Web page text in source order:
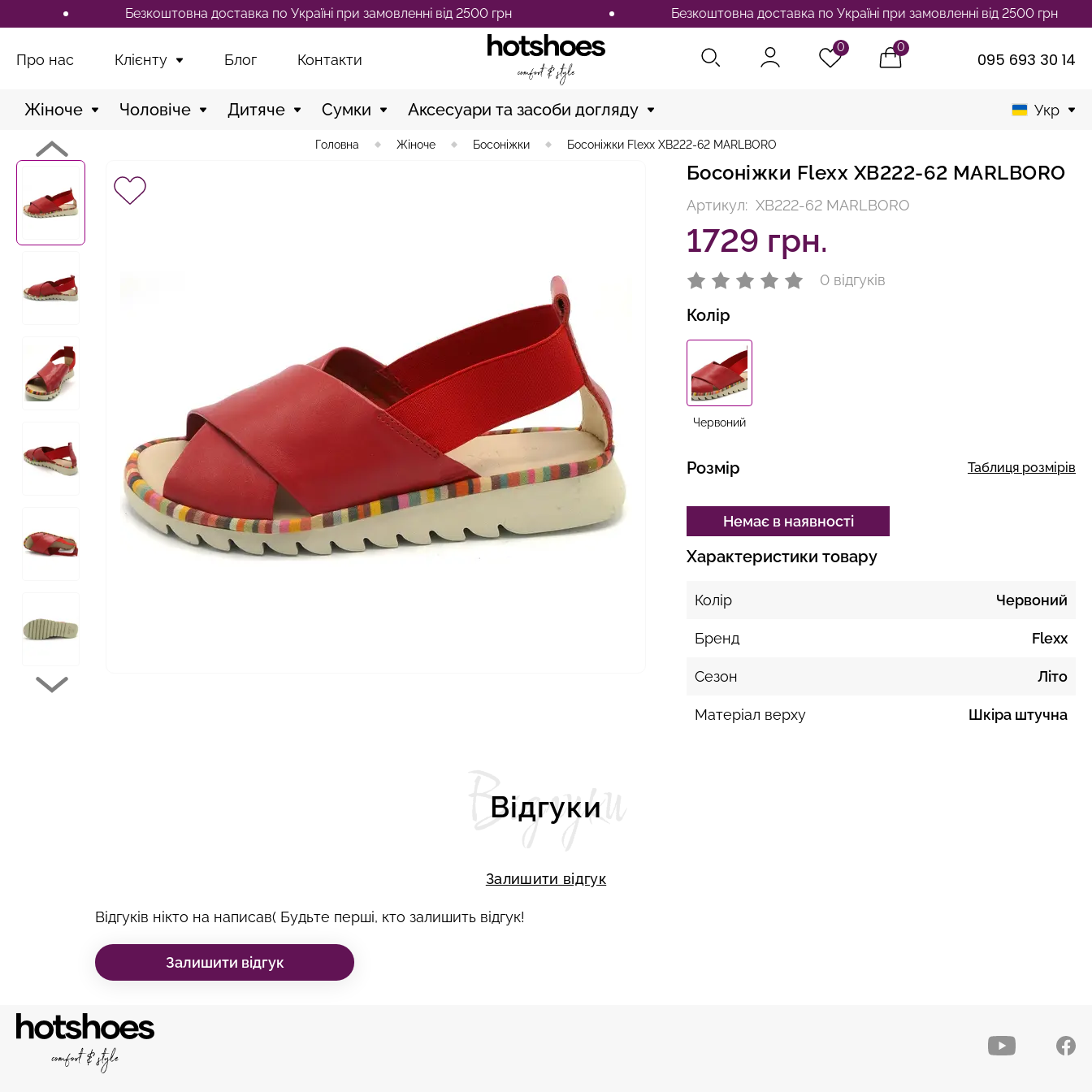
Безкоштовна доставка по Україні при замовленні від 2500 грн Безкоштовна доставка по Україні при замовленні від 2500 грн
Про нас Клієнту Блог Контакти
0 0
095 693 30 14
Жіноче Чоловіче Дитяче Сумки Аксесуари та засоби догляду Укр
Головна Жіноче Босоніжки Босоніжки Flexx XB222-62 MARLBORO
Босоніжки Flexx XB222-62 MARLBORO
Артикул: XB222-62 MARLBORO
1729 грн.
0 відгуків
Колір
Червоний
Розмір Таблиця розмірів
Немає в наявності
Характеристики товару
Колір Червоний
Бренд Flexx
Сезон Літо
Матеріал верху Шкіра штучна
Відгуки
Відгуки
Залишити відгук
Відгуків нікто на написав( Будьте перші, кто залишить відгук!
Залишити відгук